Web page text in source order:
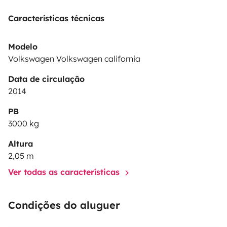
Características técnicas
Modelo
Volkswagen Volkswagen california
Data de circulação
2014
PB
3000 kg
Altura
2,05 m
Ver todas as características
Condições do aluguer